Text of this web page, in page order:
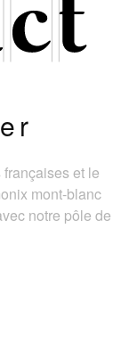
et le
mont-blanc
notre pôle de